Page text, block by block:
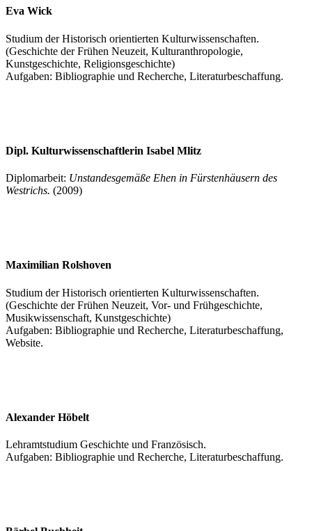
Eva Wick
Studium der Historisch orientierten Kulturwissenschaften.
(Geschichte der Frühen Neuzeit, Kulturanthropologie,
Kunstgeschichte, Religionsgeschichte)
Aufgaben: Bibliographie und Recherche, Literaturbeschaffung.
Dipl. Kulturwissenschaftlerin Isabel Mlitz
Diplomarbeit: Unstandesgemäße Ehen in Fürstenhäusern des
Westrichs. (2009)
Maximilian Rolshoven
Studium der Historisch orientierten Kulturwissenschaften.
(Geschichte der Frühen Neuzeit, Vor- und Frühgeschichte,
Musikwissenschaft, Kunstgeschichte)
Aufgaben: Bibliographie und Recherche, Literaturbeschaffung,
Website.
Alexander Höbelt
Lehramtstudium Geschichte und Französisch.
Aufgaben: Bibliographie und Recherche, Literaturbeschaffung.